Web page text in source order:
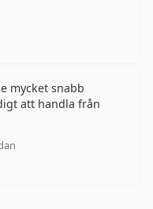
mycket snabb
att handla från